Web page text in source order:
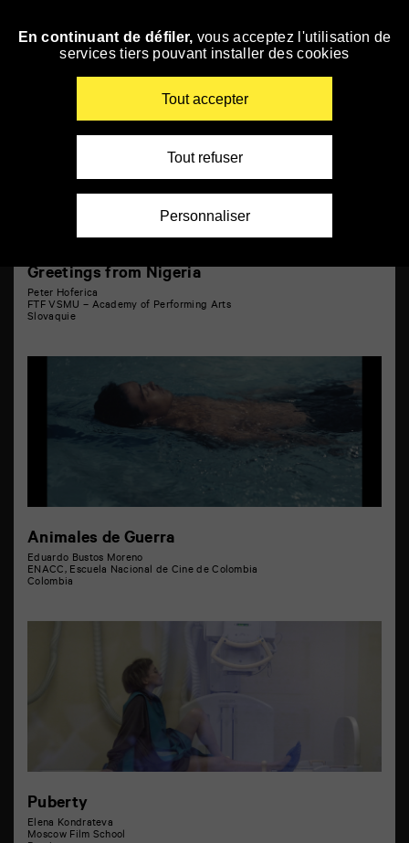
Skip
Courts métrages 4
Greetings from Nigeria
Peter Hoferica
FTF VSMU – Academy of Performing Arts
Slovaquie
Animales de Guerra
Eduardo Bustos Moreno
ENACC, Escuela Nacional de Cine de Colombia
Colombia
Puberty
Elena Kondrateva
Moscow Film School
En continuant de défiler, vous acceptez l'utilisation de
services tiers pouvant installer des cookies
Tout accepter
Tout refuser
Personnaliser